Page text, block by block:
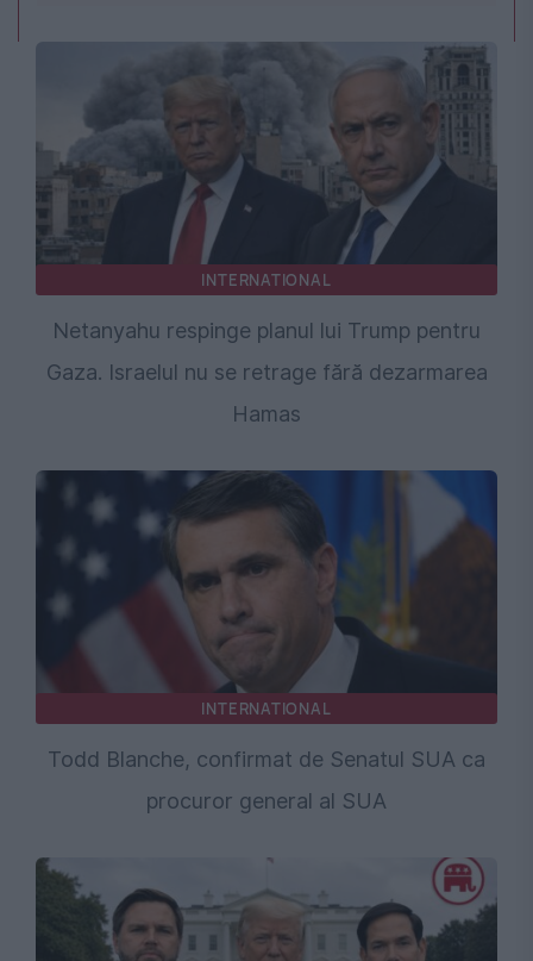
INTERNATIONAL
Netanyahu respinge planul lui Trump pentru
Gaza. Israelul nu se retrage fără dezarmarea
Hamas
INTERNATIONAL
Todd Blanche, confirmat de Senatul SUA ca
procuror general al SUA